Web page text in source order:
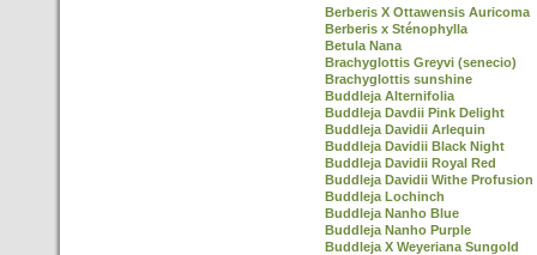
Berberis X Ottawensis Auricoma
Berberis x Sténophylla
Betula Nana
Brachyglottis Greyvi (senecio)
Brachyglottis sunshine
Buddleja Alternifolia
Buddleja Davdii Pink Delight
Buddleja Davidii Arlequin
Buddleja Davidii Black Night
Buddleja Davidii Royal Red
Buddleja Davidii Withe Profusion
Buddleja Lochinch
Buddleja Nanho Blue
Buddleja Nanho Purple
Buddleja X Weyeriana Sungold